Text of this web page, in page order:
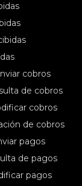
cobros
de cobros
cobros
de cobros
pagos
de pagos
pagos